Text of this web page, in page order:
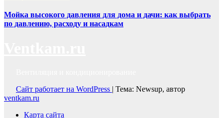
Мойка высокого давления для дома и дачи: как выбрать
по давлению, расходу и насадкам
Сайт работает на WordPress | Тема: Newsup, автор
ventkam.ru
Карта сайта